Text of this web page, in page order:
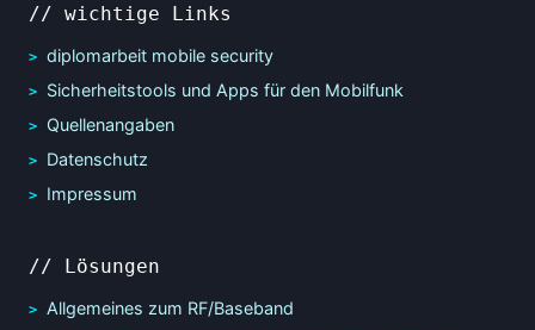
// wichtige Links
diplomarbeit mobile security
Sicherheitstools und Apps für den Mobilfunk
Quellenangaben
Datenschutz
Impressum
// Lösungen
Allgemeines zum RF/Baseband